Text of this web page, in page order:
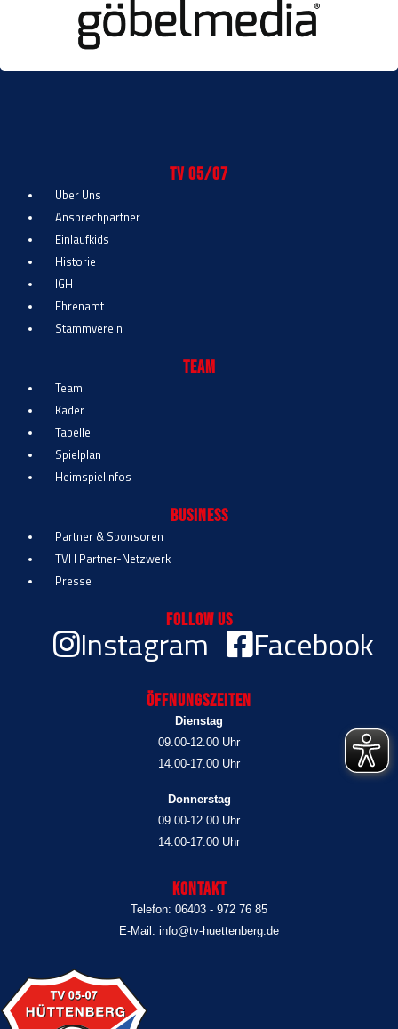
TV 05/07
Über Uns
Ansprechpartner
Einlaufkids
Historie
IGH
Ehrenamt
Stammverein
Team
Team
Kader
Tabelle
Spielplan
Heimspielinfos
Business
Partner & Sponsoren
TVH Partner-Netzwerk
Presse
Follow Us
Instagram Facebook
Öffnungszeiten
Dienstag
09.00-12.00 Uhr
14.00-17.00 Uhr
Donnerstag
09.00-12.00 Uhr
14.00-17.00 Uhr
Kontakt
Telefon: 06403 - 972 76 85
E-Mail: info@tv-huettenberg.de